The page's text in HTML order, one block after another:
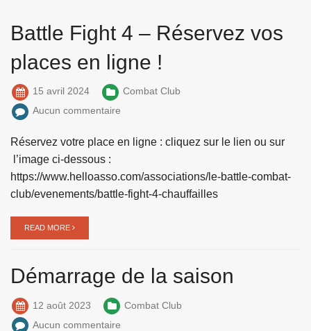
Battle Fight 4 – Réservez vos
places en ligne !
15 avril 2024
Combat Club
Aucun commentaire
Réservez votre place en ligne : cliquez sur le lien ou sur
l’image ci-dessous :
https://www.helloasso.com/associations/le-battle-combat-
club/evenements/battle-fight-4-chauffailles
READ MORE
Démarrage de la saison
12 août 2023
Combat Club
Aucun commentaire